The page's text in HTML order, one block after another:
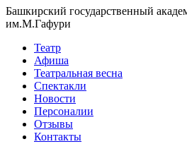
Башкирский государственный
им.М.Гафури
Театр
Афиша
Театральная весна
Спектакли
Новости
Персоналии
Отзывы
Контакты